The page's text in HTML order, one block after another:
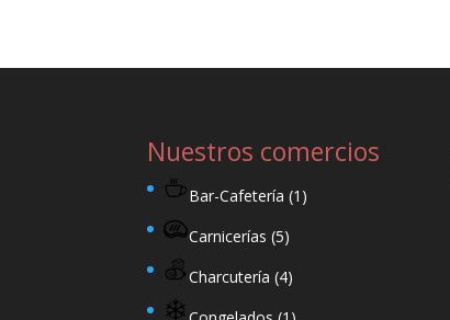
Nuestros comercios
Bar-Cafetería (1)
Carnicerías (5)
Charcutería (4)